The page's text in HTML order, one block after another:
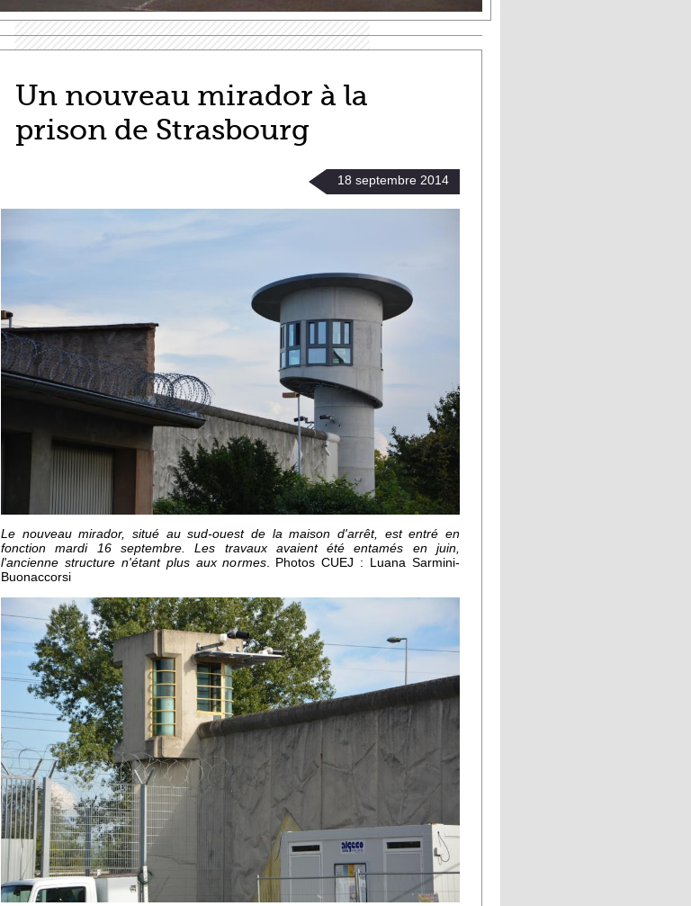
Un nouveau mirador à la
prison de Strasbourg
18 septembre 2014
Le nouveau mirador, situé au sud-ouest de la maison d'arrêt, est entré en
fonction mardi 16 septembre. Les travaux avaient été entamés en juin,
l'ancienne structure n'étant plus aux normes. Photos CUEJ : Luana Sarmini-
Buonaccorsi